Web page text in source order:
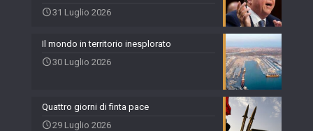
31 Luglio 2026
Il mondo in territorio inesplorato
30 Luglio 2026
Quattro giorni di finta pace
29 Luglio 2026